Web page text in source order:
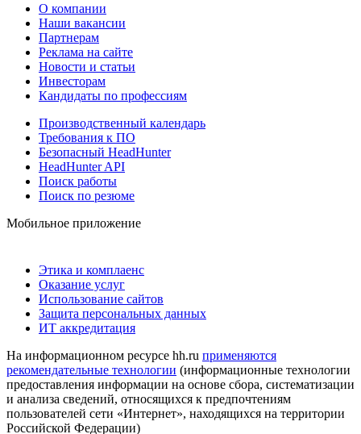
О компании
Наши вакансии
Партнерам
Реклама на сайте
Новости и статьи
Инвесторам
Кандидаты по профессиям
Производственный календарь
Требования к ПО
Безопасный HeadHunter
HeadHunter API
Поиск работы
Поиск по резюме
Мобильное приложение
Этика и комплаенс
Оказание услуг
Использование сайтов
Защита персональных данных
ИТ аккредитация
На информационном ресурсе hh.ru применяются
рекомендательные технологии (информационные технологии
предоставления информации на основе сбора, систематизации
и анализа сведений, относящихся к предпочтениям
пользователей сети «Интернет», находящихся на территории
Российской Федерации)